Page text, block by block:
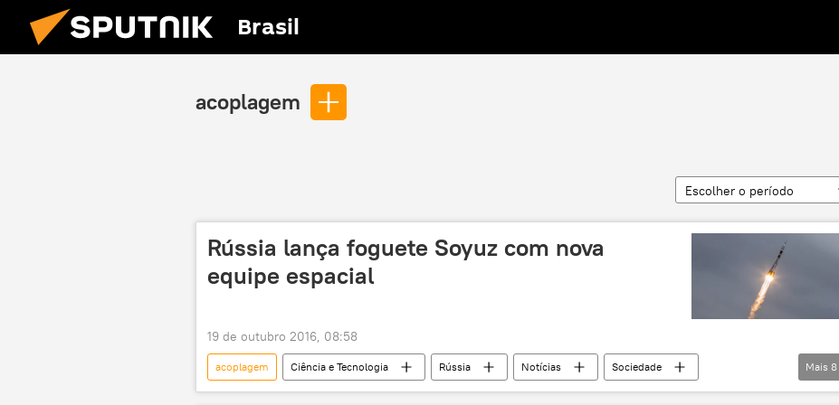
Brasil
acoplagem
Escolher o período
Rússia lança foguete Soyuz com nova
equipe espacial
19 de outubro 2016, 08:58
acoplagem Ciência e Tecnologia Rússia Notícias
Sociedade
Cazaquistão
Roscosmos Soyuz MS
Cosmódromo de Baikonur
Mais 8